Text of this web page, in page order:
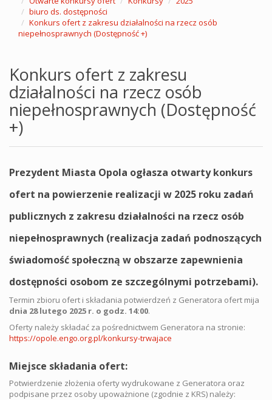
biuro ds. dostępności
Konkurs ofert z zakresu działalności na rzecz osób
niepełnosprawnych (Dostępność +)
Konkurs ofert z zakresu
działalności na rzecz osób
niepełnosprawnych (Dostępność
+)
Prezydent Miasta Opola ogłasza otwarty konkurs
ofert na powierzenie realizacji w 2025 roku zadań
publicznych z zakresu działalności na rzecz osób
niepełnosprawnych (realizacja zadań podnoszących
świadomość społeczną w obszarze zapewnienia
dostępności osobom ze szczególnymi potrzebami).
Termin zbioru ofert i składania potwierdzeń z Generatora ofert mija
dnia 28 lutego 2025 r. o godz. 14:00.
Oferty należy składać za pośrednictwem Generatora na stronie:
https://opole.engo.org.pl/konkursy-trwajace
Miejsce składania ofert:
Potwierdzenie złożenia oferty wydrukowane z Generatora oraz
podpisane przez osoby upoważnione (zgodnie z KRS) należy: